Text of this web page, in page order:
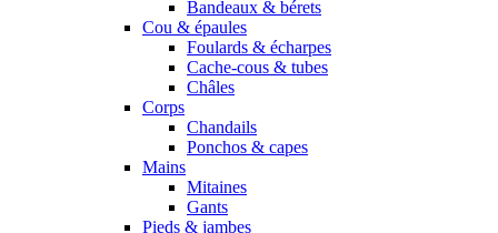
Bandeaux & bérets
Cou & épaules
Foulards & écharpes
Cache-cous & tubes
Châles
Corps
Chandails
Ponchos & capes
Mains
Mitaines
Gants
Pieds & jambes